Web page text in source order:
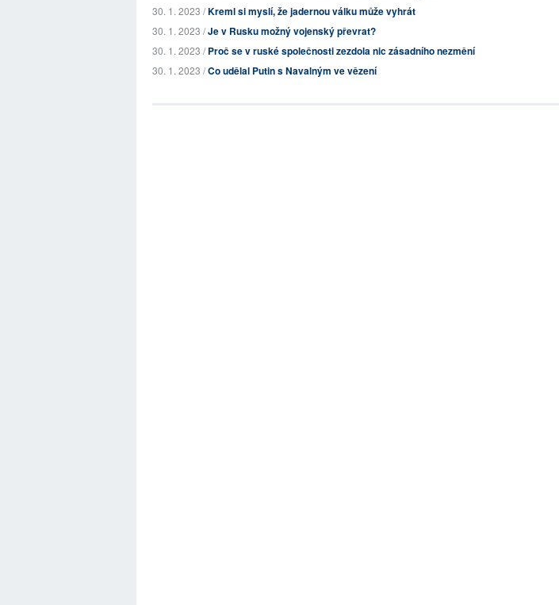
30. 1. 2023 /Kreml si myslí, že jadernou válku může vyhrát
30. 1. 2023 /Je v Rusku možný vojenský převrat?
30. 1. 2023 /Proč se v ruské společnosti zezdola nic zásadního nezmění
30. 1. 2023 /Co udělal Putin s Navalným ve vězení